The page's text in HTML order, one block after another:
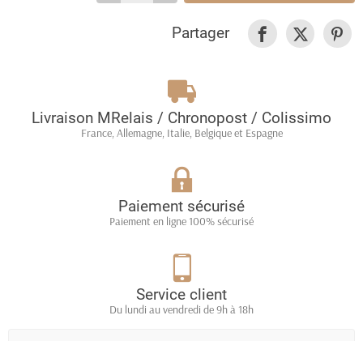
Partager
Livraison MRelais / Chronopost / Colissimo
France, Allemagne, Italie, Belgique et Espagne
Paiement sécurisé
Paiement en ligne 100% sécurisé
Service client
Du lundi au vendredi de 9h à 18h